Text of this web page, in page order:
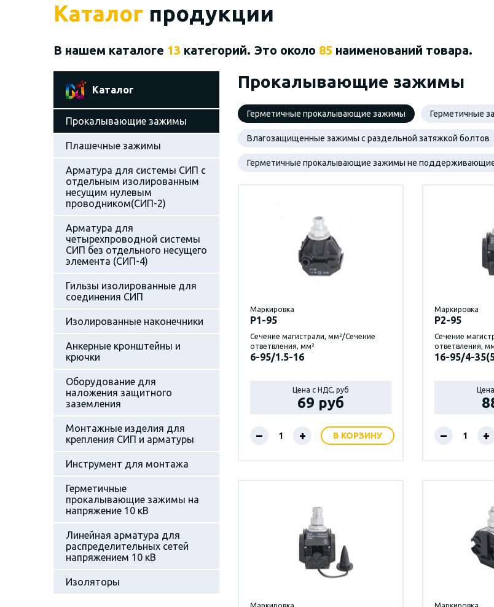
Каталог продукции
В нашем каталоге 13 категорий. Это около 85 наименований товара.
Каталог
Прокалывающие зажимы
Плашечные зажимы
Арматура для системы СИП с
отдельным изолированным
несущим нулевым
проводником(СИП-2)
Арматура для
четырехпроводной системы
СИП без отдельного несущего
элемента (СИП-4)
Гильзы изолированные для
соединения СИП
Изолированные наконечники
Анкерные кронштейны и
крючки
Оборудование для
наложения защитного
заземления
Монтажные изделия для
крепления СИП и арматуры
Инструмент для монтажа
Герметичные
прокалывающие зажимы на
напряжение 10 кВ
Линейная арматура для
распределительных сетей
напряжением 10 кВ
Изоляторы
Прокалывающие зажимы
Герметичные прокалывающие зажимы Герметичные
Влагозащищенные зажимы с раздельной затяжкой болтов
Герметичные прокалывающие зажимы не
Маркировка
P1-95
Сечение магистрали, мм²/Сечение
ответвления, мм²
6-95/1.5-16
Цена с НДС, руб
69 руб
– + В КОРЗИНУ
Маркировка
P2-95
Сечение
ответвления,
16-95/4-
– +